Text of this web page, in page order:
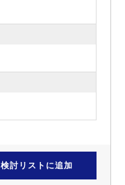
検討リスト に追加